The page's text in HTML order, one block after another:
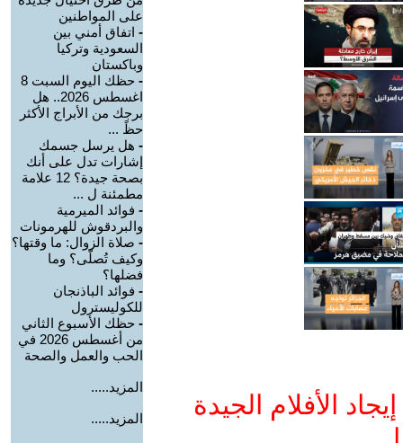
الأفلام الجيدة
على المواطنين
- اتفاق أمني بين
السعودية وتركيا
وباكستان
-
حظك اليوم السبت 8
اغسطس 2026.. هل
برجك من الأبراج الأكثر
حظً ...
- هل يرسل جسمك
إشارات تدل على أنك
بصحة جيدة؟ 12 علامة
مطمئنة ل ...
- فوائد الميرمية
والبردقوش للهرمونات
- صلاة الزوال: ما وقتها؟
وكيف تُصلّى؟ وما
فضلها؟
- فوائد الباذنجان
للكوليسترول
- حظك الأسبوع الثاني
من أغسطس 2026 في
الحب والعمل والصحة
المزيد.....
المزيد.....